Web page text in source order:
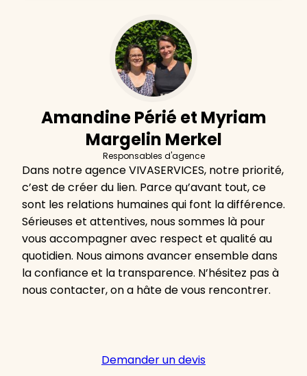
Amandine Périé et Myriam
Margelin Merkel
Responsables d'agence
Dans notre agence VIVASERVICES, notre priorité,
c’est de créer du lien. Parce qu’avant tout, ce
sont les relations humaines qui font la différence.
Sérieuses et attentives, nous sommes là pour
vous accompagner avec respect et qualité au
quotidien. Nous aimons avancer ensemble dans
la confiance et la transparence. N’hésitez pas à
nous contacter, on a hâte de vous rencontrer.
Demander un devis